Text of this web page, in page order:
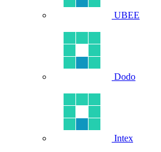
UBEE
Dodo
Intex